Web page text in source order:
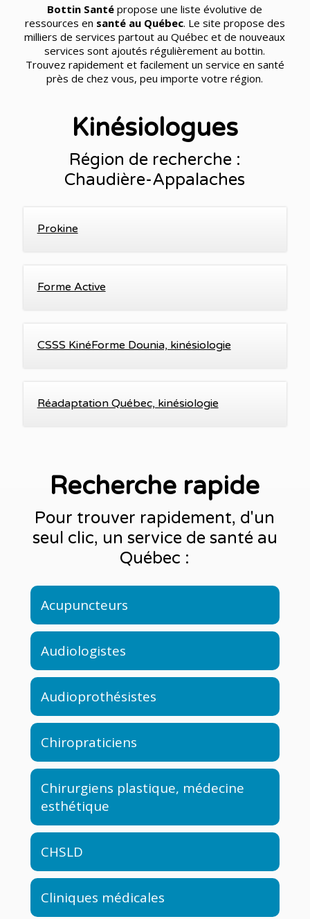
Bottin Santé propose une liste évolutive de
ressources en santé au Québec. Le site propose des
milliers de services partout au Québec et de nouveaux
services sont ajoutés régulièrement au bottin.
Trouvez rapidement et facilement un service en santé
près de chez vous, peu importe votre région.
Kinésiologues
Région de recherche :
Chaudière-Appalaches
Prokine
Forme Active
CSSS KinéForme Dounia, kinésiologie
Réadaptation Québec, kinésiologie
Recherche rapide
Pour trouver rapidement, d'un
seul clic, un service de santé au
Québec :
Acupuncteurs
Audiologistes
Audioprothésistes
Chiropraticiens
Chirurgiens plastique, médecine
esthétique
CHSLD
Cliniques médicales